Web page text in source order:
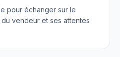
pour échanger sur le
vendeur et ses attentes